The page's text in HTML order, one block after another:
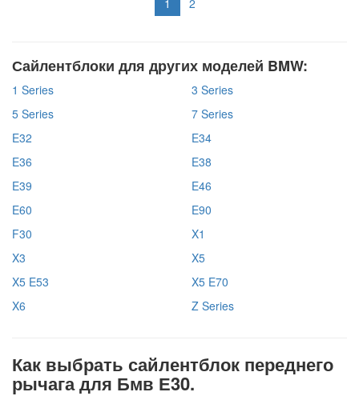
1 2
Сайлентблоки для других моделей BMW:
1 Series
3 Series
5 Series
7 Series
E32
E34
E36
E38
E39
E46
E60
E90
F30
X1
X3
X5
X5 E53
X5 E70
X6
Z Series
Как выбрать сайлентблок переднего
рычага для Бмв Е30.